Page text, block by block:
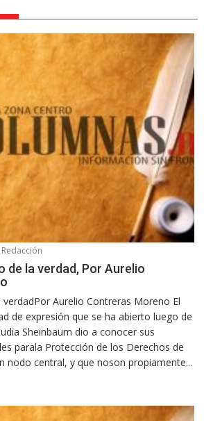
Redacción
de la verdad, Por Aurelio
verdadPor Aurelio Contreras Moreno El
de expresión que se ha abierto luego de
Sheinbaum dio a conocer sus
parala Protección de los Derechos de
nodo central, y que noson propiamente...